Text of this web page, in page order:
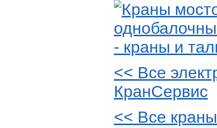
<< Все
КранСервис
<< Все